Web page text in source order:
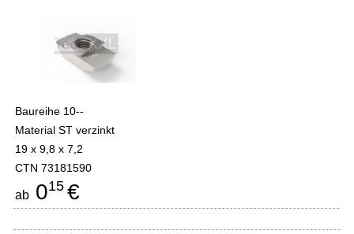
Baureihe 10--
Material ST verzinkt
19 x 9,8 x 7,2
CTN 73181590
ab 015 €